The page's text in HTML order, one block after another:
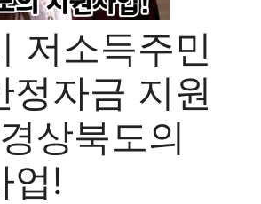
저소득주민
정자금 지원
상북도의
업!